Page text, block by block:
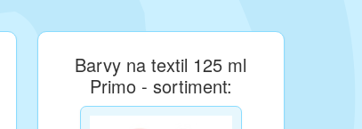
Barvy na textil 125 ml
Primo - sortiment: